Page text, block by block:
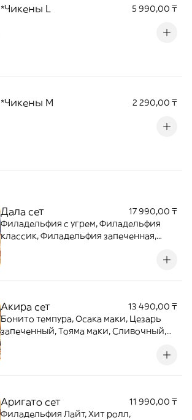
*Чикены L 5 990,00 ₸
*Чикены М 2 290,00 ₸
Дала сет
17 990,00 ₸
Филадельфия с угрем, Филадельфия
классик, Филадельфия запеченная,
Акира сет
13 490,00 ₸
Бонито темпура, Осака маки, Цезарь
запеченный, Тояма маки, Сливочный,
Аригато сет
11 990,00 ₸
Филадельфия Лайт, Хит ролл,